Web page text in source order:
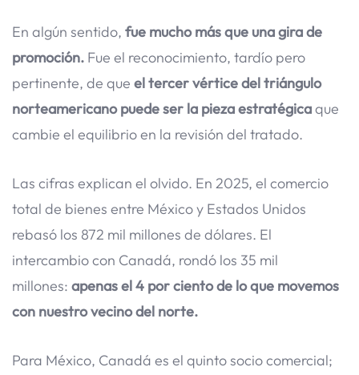
En algún sentido, fue mucho más que una gira de
promoción. Fue el reconocimiento, tardío pero
pertinente, de que el tercer vértice del triángulo
norteamericano puede ser la pieza estratégicaque
cambie el equilibrio en la revisión del tratado.
Las cifras explican el olvido. En 2025, el comercio
total de bienes entre México y Estados Unidos
rebasó los 872 mil millones de dólares. El
intercambio con Canadá, rondó los 35 mil
millones: apenas el 4 por ciento de lo que movemos
con nuestro vecino del norte.
Para México, Canadá es el quinto socio comercial;